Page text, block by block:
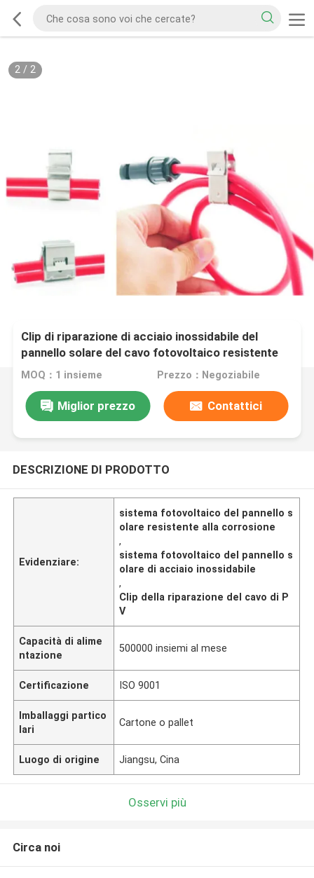
2/ 2
Clip di riparazione di acciaio inossidabile del
pannello solare del cavo fotovoltaico resistente
alla corrosione del sistema PV
MOQ：1 insieme Prezzo：Negoziabile
Miglior prezzo Contattici
DESCRIZIONE DI PRODOTTO
Evidenziare:
sistema fotovoltaico del pannello s
olare resistente alla corrosione
,
sistema fotovoltaico del pannello s
olare di acciaio inossidabile
,
Clip della riparazione del cavo di P
V
Capacità di alime
ntazione
500000 insiemi al mese
Certificazione ISO 9001
Imballaggi partico
lari
Cartone o pallet
Luogo di origine Jiangsu, Cina
Osservi più
Circa noi